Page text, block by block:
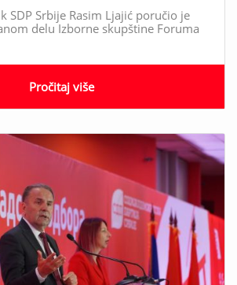
Srbije Rasim Ljajić poručio je
delu Izborne skupštine Foruma
Pročitaj više